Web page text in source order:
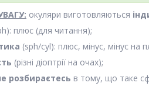
окуляри виготовляються
плюс (для читання);
(sph/cyl): плюс, мінус, мінус на
(різні діоптрії на очах);
розбираєтесь в тому, що таке